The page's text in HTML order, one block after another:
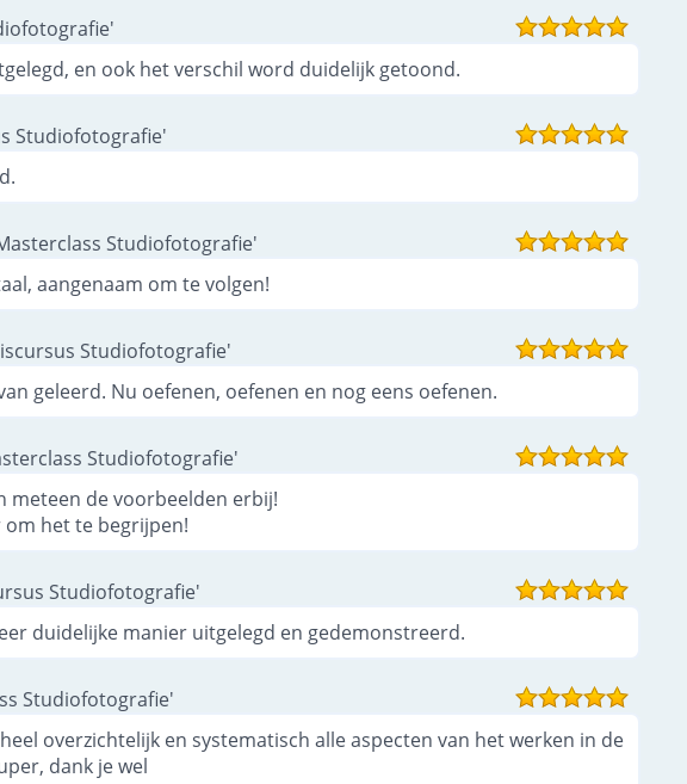
en ook het verschil word duidelijk getoond.
Studiofotografie'
Studiofotografie'
aangenaam om te volgen!
Studiofotografie'
geleerd. Nu oefenen, oefenen en nog eens oefenen.
Studiofotografie'
meteen de voorbeelden erbij!
het te begrijpen!
Studiofotografie'
duidelijke manier uitgelegd en gedemonstreerd.
Studiofotografie'
overzichtelijk en systematisch alle aspecten van het werken in de
dank je wel